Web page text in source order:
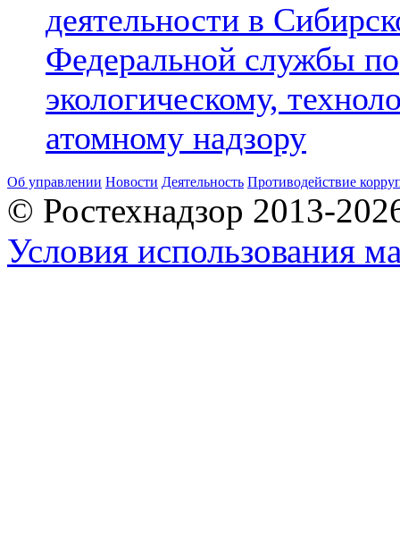
деятельности в
Федеральной службы по
экологическому,
атомному надзору
Об управлении Новости Деятельность Противодействие
© Ростехнадзор 2013-
Условия использования